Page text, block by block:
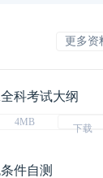
更多资
科考试大纲
4MB
下载
件自测